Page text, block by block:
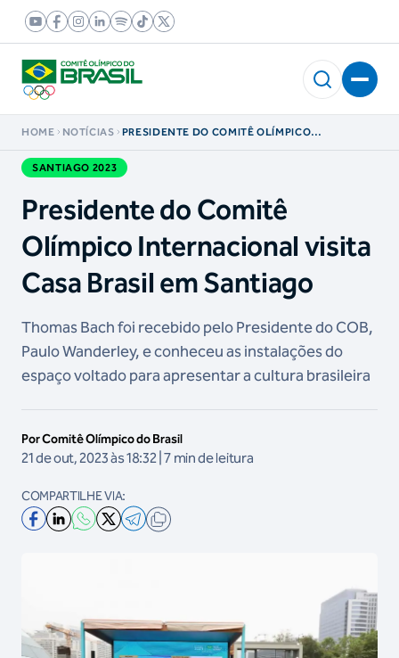
HOME NOTÍCIAS
PRESIDENTE DO COMITÊ OLÍMPICO
SANTIAGO
SANTIAGO 2023
Presidente do Comitê
Olímpico Internacional visita
Casa Brasil em Santiago
Thomas Bach foi recebido pelo Presidente do COB,
Paulo Wanderley, e conheceu as instalações do
espaço voltado para apresentar a cultura brasileira
Por Comitê Olímpico do Brasil
21 de out, 2023 às 18:32 | 7 min de leitura
COMPARTILHE VIA: